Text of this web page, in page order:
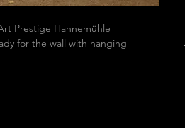
Prestige Hahnemühle
for the wall with hanging